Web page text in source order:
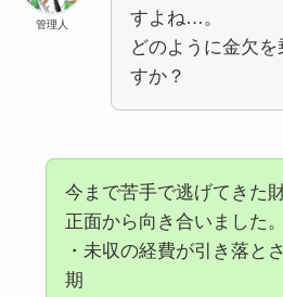
管理人
すよね…。
どのように金欠
すか？
今まで苦手で逃げてきた財
正面から向き合いました。
・未収の経費が引き落と
期